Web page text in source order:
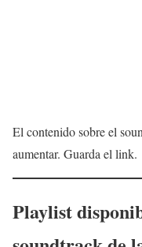
El contenido sobre el
aumentar. Guarda el link.
Playlist